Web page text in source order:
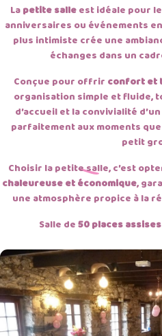
Lapetite salleest idéale pour
anniversaires ou événements
plus intimiste crée une
échanges dans un
Conçue pour offrir confort et
organisation simple et fluide,
d’accueil et la convivialité
parfaitement aux moments
petit
Choisir la petite salle, c’est
chaleureuse et économique,
une atmosphère propice à la
Salle de50 places assises